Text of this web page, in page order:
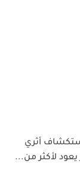
أثري
لأكثر من...